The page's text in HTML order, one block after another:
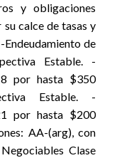
y obligaciones
calce de tasas y
de
Estable. -
por hasta $350
Estable. -
por hasta $200
AA-(arg), con
Clase